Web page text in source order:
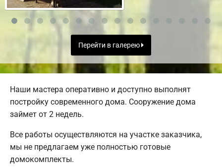
Перейти в галерею
Наши мастера оперативно и доступно выполнят
постройку современного дома. Сооружение дома
займет от 2 недель.
Все работы осуществляются на участке заказчика,
мы не предлагаем уже полностью готовые
домокомплекты.